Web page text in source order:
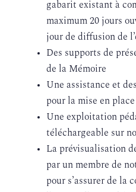
gabarit existant à
maximum 20 jours
jour de diffusion de
Des supports de
de la Mémoire
Une assistance et
pour la mise en
Une exploitation
téléchargeable sur
La prévisualisation
par un membre de
pour s’assurer de la